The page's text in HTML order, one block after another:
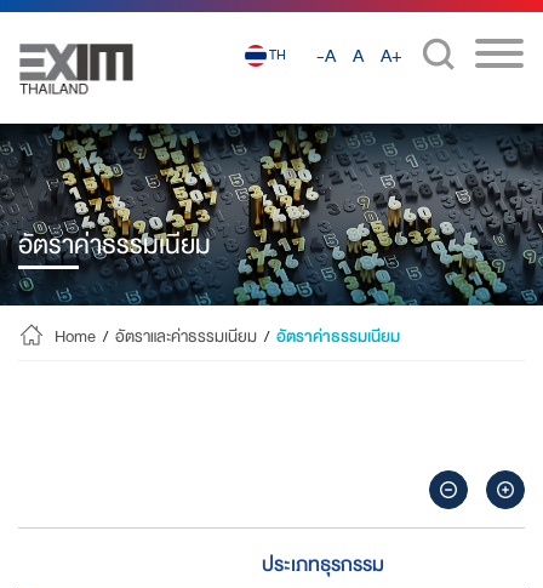
TH -A A A+
อัตราค่าธรรมเนียม
Home / อัตราและค่าธรรมเนียม / อัตราค่าธรรมเนียม
ประเภทธุรกรรม